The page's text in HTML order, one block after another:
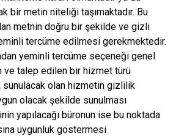
bir metin niteliği taşımaktadır. Bu
metnin doğru bir şekilde ve gizli
tercüme edilmesi gerekmektedir.
yeminli tercüme seçeneği genel
ve talep edilen bir hizmet türü
sunulacak olan hizmetin gizlilik
olacak şekilde sunulması
yapılacağı büronun ise bu noktada
uygunluk göstermesi